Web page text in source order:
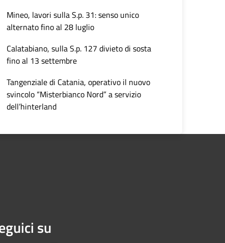
Mineo, lavori sulla S.p. 31: senso unico
alternato fino al 28 luglio
Calatabiano, sulla S.p. 127 divieto di sosta
fino al 13 settembre
Tangenziale di Catania, operativo il nuovo
svincolo “Misterbianco Nord” a servizio
dell’hinterland
su